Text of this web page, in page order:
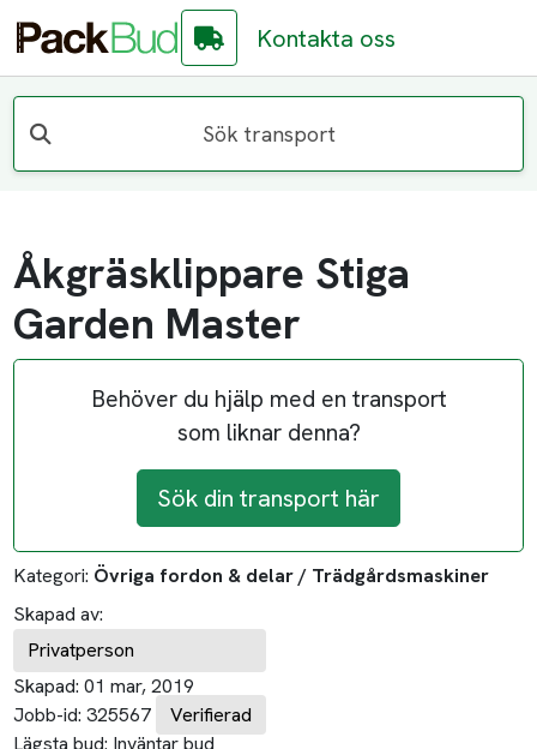
Kontakta oss
Sök transport
Åkgräsklippare Stiga
Garden Master
Behöver du hjälp med en transport
som liknar denna?
Sök din transport här
Kategori: Övriga fordon & delar / Trädgårdsmaskiner
Skapad av:
Privatperson
Skapad: 01 mar, 2019
Jobb-id: 325567
Verifierad
Lägsta bud: Inväntar bud